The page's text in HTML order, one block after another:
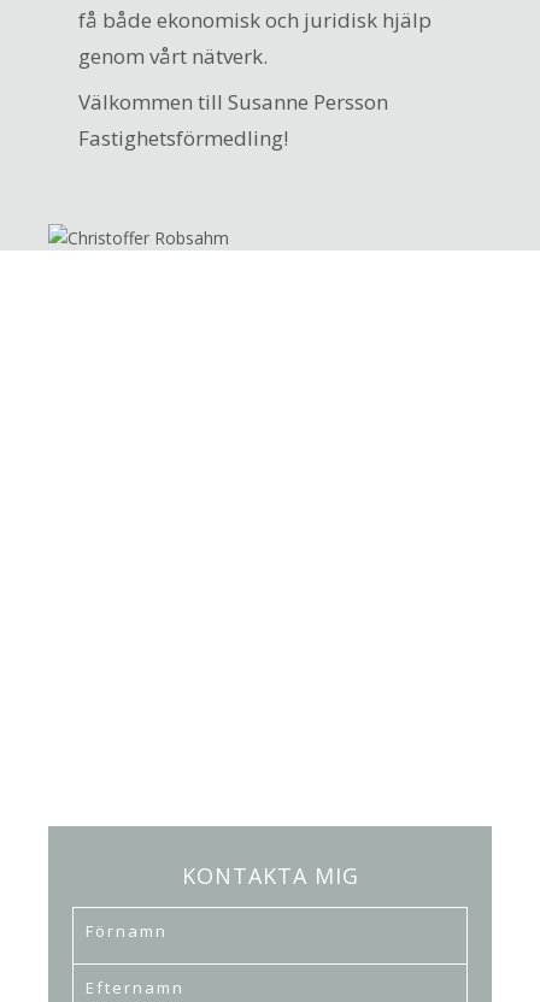
få både ekonomisk och juridisk hjälp
genom vårt nätverk.
Välkommen till Susanne Persson
Fastighetsförmedling!
KONTAKTA MIG